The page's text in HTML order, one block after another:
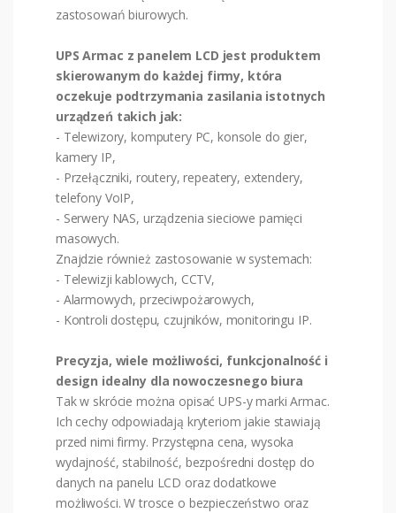
zastosowań biurowych.
UPS Armac z panelem LCD jest produktem
skierowanym do każdej firmy, która
oczekuje podtrzymania zasilania istotnych
urządzeń takich jak:
- Telewizory, komputery PC, konsole do gier,
kamery IP,
- Przełączniki, routery, repeatery, extendery,
telefony VoIP,
- Serwery NAS, urządzenia sieciowe pamięci
masowych.
Znajdzie również zastosowanie w systemach:
- Telewizji kablowych, CCTV,
- Alarmowych, przeciwpożarowych,
- Kontroli dostępu, czujników, monitoringu IP.
Precyzja, wiele możliwości, funkcjonalność i
design idealny dla nowoczesnego biura
Tak w skrócie można opisać UPS-y marki Armac.
Ich cechy odpowiadają kryteriom jakie stawiają
przed nimi firmy. Przystępna cena, wysoka
wydajność, stabilność, bezpośredni dostęp do
danych na panelu LCD oraz dodatkowe
możliwości. W trosce o bezpieczeństwo oraz